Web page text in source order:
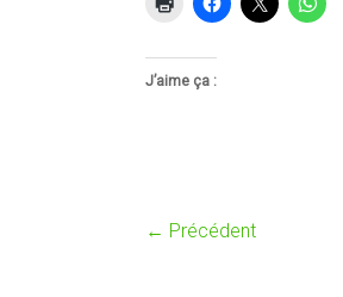
J’aime ça :
← Précédent